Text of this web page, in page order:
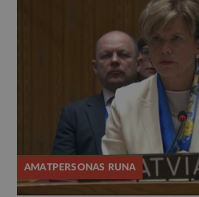
AMATPERSONAS RUNA